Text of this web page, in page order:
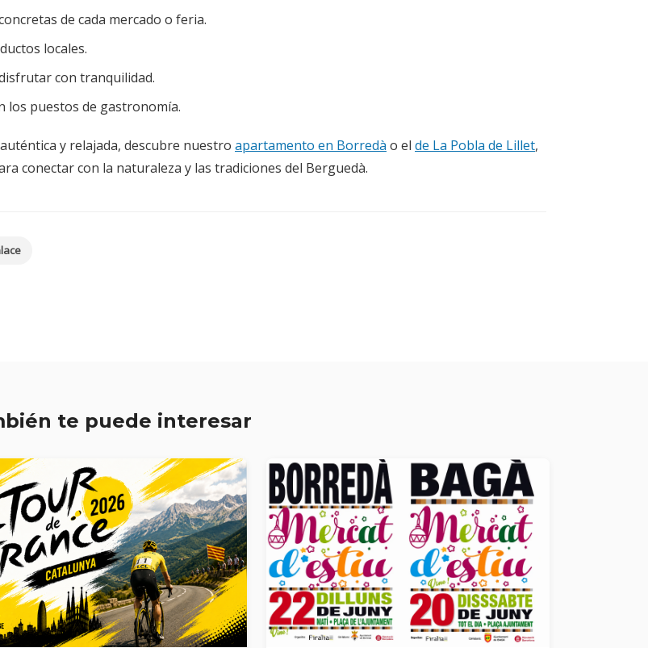
de cada mercado o feria.
locales.
con tranquilidad.
los puestos de gastronomía.
y relajada, descubre nuestro apartamento en Borredà o el de La Pobla de Lillet,
conectar con la naturaleza y las tradiciones del Berguedà.
te puede interesar